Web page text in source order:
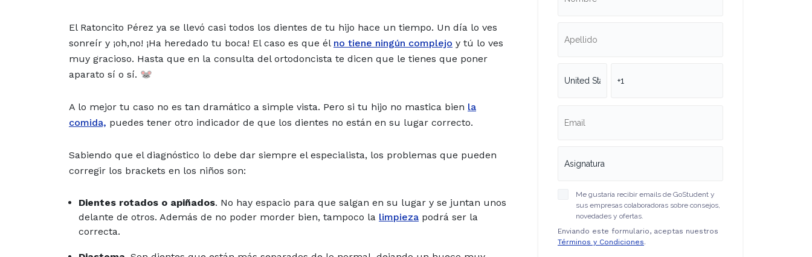
El Ratoncito Pérez ya se llevó casi todos los dientes de tu hijo hace un tiempo. Un día lo ves
sonreír y ¡oh,no! ¡Ha heredado tu boca! El caso es que él no tiene ningún complejo y tú lo ves
muy gracioso. Hasta que en la consulta del ortodoncista te dicen que le tienes que poner
aparato sí o sí. 🐭
A lo mejor tu caso no es tan dramático a simple vista. Pero si tu hijo no mastica bien la
comida, puedes tener otro indicador de que los dientes no están en su lugar correcto.
Sabiendo que el diagnóstico lo debe dar siempre el especialista, los problemas que pueden
corregir los brackets en los niños son:
Dientes rotados o apiñados. No hay espacio para que salgan en su lugar y se juntan unos
delante de otros. Además de no poder morder bien, tampoco la limpieza podrá ser la
correcta.
Me gustaría recibir emails de GoStudent y
sus empresas colaboradoras sobre consejos,
novedades y ofertas.
Enviando este formulario, aceptas nuestros
Términos y Condiciones.